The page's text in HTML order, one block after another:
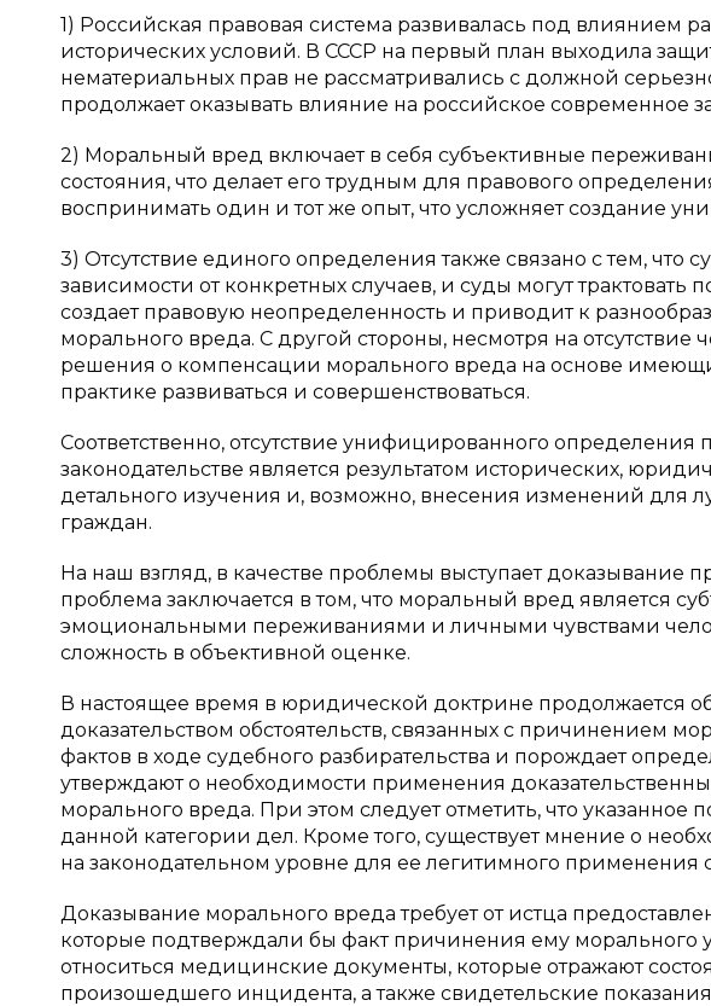
1) Российская правовая система развивалась под влиянием
исторических условий. В СССР на первый план выходила
нематериальных прав не рассматривались с должной
продолжает оказывать влияние на российское современное
2) Моральный вред включает в себя субъективные
состояния, что делает его трудным для правового
воспринимать один и тот же опыт, что усложняет создание
3) Отсутствие единого определения также связано с тем, что
зависимости от конкретных случаев, и суды могут трактовать
создает правовую неопределенность и приводит к
морального вреда. С другой стороны, несмотря на отсутствие
решения о компенсации морального вреда на основе
практике развиваться и совершенствоваться.
Соответственно, отсутствие унифицированного
законодательстве является результатом исторических,
детального изучения и, возможно, внесения изменений для
граждан.
На наш взгляд, в качестве проблемы выступает доказывание
проблема заключается в том, что моральный вред является
эмоциональными переживаниями и личными чувствами
сложность в объективной оценке.
В настоящее время в юридической доктрине продолжается
доказательством обстоятельств, связанных с причинением
фактов в ходе судебного разбирательства и порождает
утверждают о необходимости применения
морального вреда. При этом следует отметить, что
данной категории дел. Кроме того, существует мнение о
на законодательном уровне для ее легитимного применения
Доказывание морального вреда требует от истца
которые подтверждали бы факт причинения ему морального
относиться медицинские документы, которые отражают
произошедшего инцидента, а также свидетельские